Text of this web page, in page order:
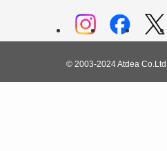
© 2003-2024 Atdea